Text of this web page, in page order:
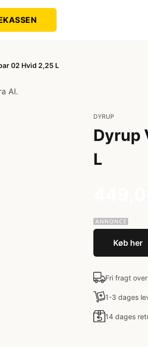
02 Hvid 2,25 L
AI.
DYRUP
Dyrup
L
Køb her
Fri fragt
1-3 dages
14 dages